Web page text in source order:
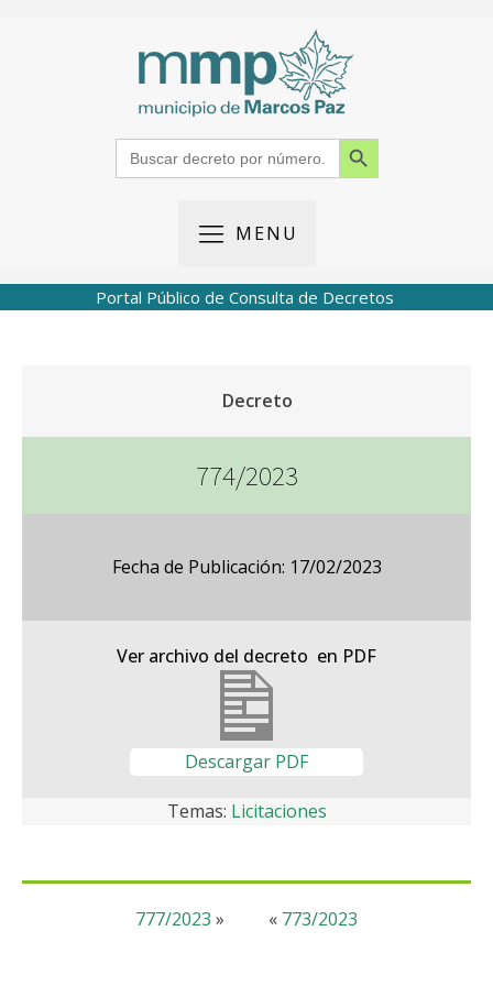
Search
for:
Search Button
MENU
Portal Público de Consulta de Decretos
Decreto
774/2023
Fecha de Publicación: 17/02/2023
Ver archivo del decreto en PDF
Descargar PDF
Temas: Licitaciones
« 773/2023
777/2023 »